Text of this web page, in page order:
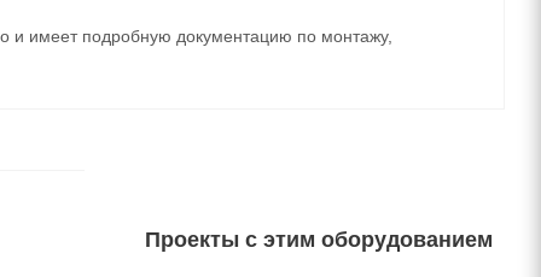
и имеет подробную документацию по монтажу,
Проекты с этим оборудованием